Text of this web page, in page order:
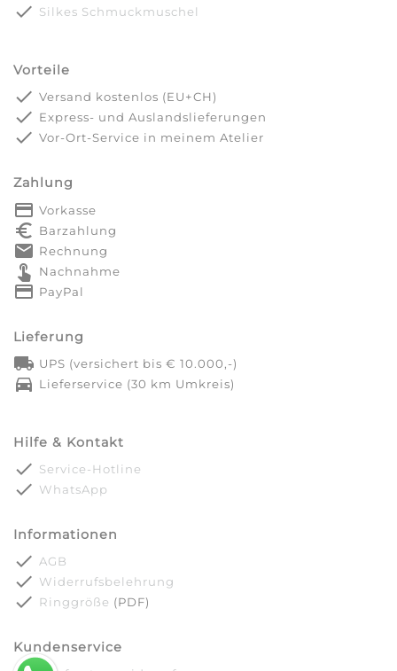
done Silkes Schmuckmuschel
Vorteile
done Versand kostenlos (EU+CH)
done Express- und Auslandslieferungen
done Vor-Ort-Service in meinem Atelier
Zahlung
payment Vorkasse
euro_symbol Barzahlung
markunread Rechnung
touch_app Nachnahme
credit_card PayPal
Lieferung
local_shipping UPS (versichert bis € 10.000,-)
directions_car Lieferservice (30 km Umkreis)
Hilfe & Kontakt
done Service-Hotline
done WhatsApp
Informationen
done AGB
done Widerrufsbelehrung
done Ringgröße (PDF)
Kundenservice